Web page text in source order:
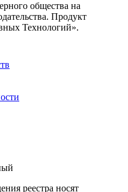
общества на
Продукт
Технологий».
реестра носят